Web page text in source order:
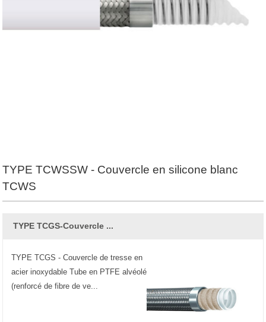
TYPE TCWSSW - Couvercle en silicone blanc
TCWS
TYPE TCGS-Couvercle ...
TYPE TCGS - Couvercle de tresse en
acier inoxydable Tube en PTFE alvéolé
(renforcé de fibre de ve...